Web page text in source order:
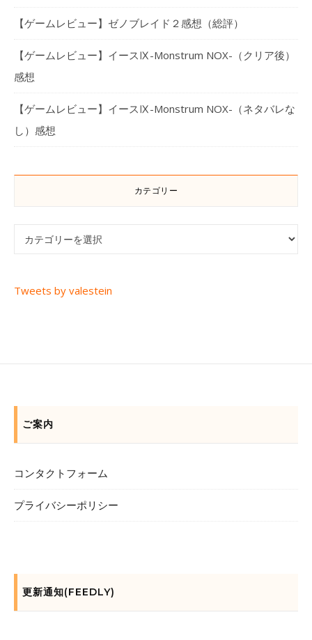
【ゲームレビュー】ゼノブレイド２感想（総評）
【ゲームレビュー】イースⅨ-Monstrum NOX-（クリア後）
感想
【ゲームレビュー】イースⅨ-Monstrum NOX-（ネタバレな
し）感想
カテゴリー
カテゴリー
Tweets by valestein
ご案内
コンタクトフォーム
プライバシーポリシー
更新通知(FEEDLY)